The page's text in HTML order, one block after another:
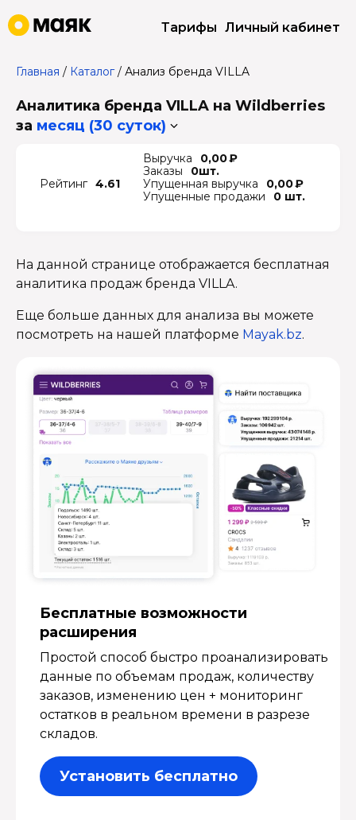
Тарифы Личный кабинет
Главная / Каталог/ Анализ бренда VILLA
Аналитика бренда VILLA на Wildberries
за месяц (30 суток)
Рейтинг 4.61
Выручка
0,00 ₽
Заказы
0шт.
Упущенная выручка
0,00 ₽
Упущенные продажи
0 шт.
На данной странице отображается бесплатная
аналитика продаж бренда VILLA.
Еще больше данных для анализа вы можете
посмотреть на нашей платформе Mayak.bz.
Бесплатные возмож­ности
расширения
Простой способ быстро проанализировать
данные по объемам продаж, количеству
заказов, изменению цен + мониторинг
остатков в реальном времени в разрезе
складов.
Установить бесплатно